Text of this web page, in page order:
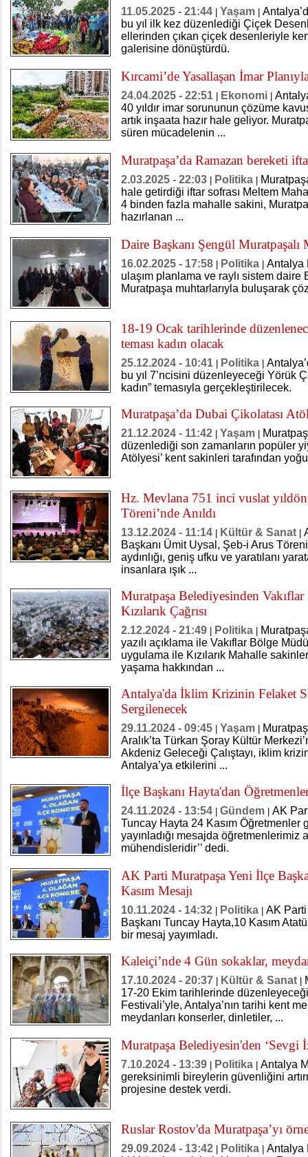
11.05.2025 - 21:44 Yaşam
bu yıl ilk kez düzenlediği Çiçek
ellerinden çıkan çiçek desenleriyle
galerisine dönüştürdü.
Kırcami’de Yasallaşan İmar
24.04.2025 - 22:51 Ekonomi
40 yıldır imar sorununun çözüme
artık inşaata hazır hale geliyor.
süren mücadelenin ...
Muratpaşa’da Ramazan bereketi
2.03.2025 - 22:03 Politika
hale getirdiği iftar sofrası Meltem
4 binden fazla mahalle sakini,
hazırlanan ...
Daire Başkanı Şengül
16.02.2025 - 17:58 Politika
Antalya
ulaşım planlama ve raylı sistem daire
Muratpaşa muhtarlarıyla buluşarak
18-19 Ocak tarihlerinde
teması kadın olacak
25.12.2024 - 10:41 Politika
bu yıl 7’ncisini düzenleyeceği Yörük
kadın” temasıyla gerçekleştirilecek.
Muratpaşa’da Dubai Çikolatası
21.12.2024 - 11:42 Yaşam
düzenlediği son zamanların popüler
Atölyesi’ kent sakinleri tarafından
Hz. Mevlana 751 inci vuslat
Töreni’nde Anıldı
13.12.2024 - 11:14 Kültür & Sanat
Başkanı Ümit Uysal, Şeb-i Arus
aydınlığı, geniş ufku ve yaratılanı
insanlara ışık ...
Muratpaşa Belediyesinden
Kızılarık Çağrısı
2.12.2024 - 21:49 Politika
yazılı açıklama ile Vakıflar Bölge
uygulama ile Kızılarık Mahalle
yaşama hakkından ...
Antalya'da İklim Krizinin Felaket
Sergilenecek
29.11.2024 - 09:45 Yaşam
Aralık’ta Türkan Şoray Kültür
Akdeniz Geleceği Çalıştayı, iklim
Antalya’ya etkilerini ...
İlçe Başkanı Hayta'dan
24.11.2024 - 13:54 Gündem
AK
Tuncay Hayta 24 Kasım Öğretmenler
yayınladığı mesajda öğretmenlerimiz
mühendisleridir’’ dedi.
AK Parti Muratpaşa Yeni İlçe
Kasım Mesajı
10.11.2024 - 14:32 Politika
AK
Başkanı Tuncay Hayta,10 Kasım
bir mesaj yayımladı.
Kaleiçi’nde 4 Gün sokaklar,
17.10.2024 - 20:37 Kültür & Sanat
17-20 Ekim tarihlerinde
Festivali’yle, Antalya’nın tarihi kent
meydanları konserler, dinletiler, ...
Muratpaşa Belediyesin'den ‘Sevgi
7.10.2024 - 13:39 Politika
Antalya
gereksinimli bireylerin güvenliğini
projesine destek verdi.
Ruslar Rostov'da Muratpaşa’yı
29.09.2024 - 13:42 Politika
Antalya